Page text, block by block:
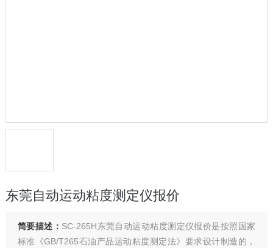
东莞自动运动粘度测定仪报价
简要描述： SC-265H东莞自动运动粘度测定仪报价是按照国家
标准《GB/T265石油产品运动粘度测定法》要求设计制造的，